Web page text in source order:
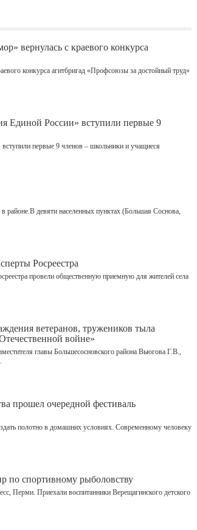
вернулась с краевого конкурса
конкурса агитбригад «Профсоюзы за достойный труд»
Единой России» вступили первые 9
первые 9 членов – школьники и учащиеся
районе.В девяти населенных пунктах (Большая Соснова,
Росреестра
провели общественную приемную для жителей села
ветеранов, тружеников тыла
войне»
главы Большесосновского района Вьюгова Г.В.,
прошел очередной фестиваль
полотно в домашних условиях. Современному человеку
по спортивному рыболовству
Перми. Приехали воспитанники Верещагинского детского